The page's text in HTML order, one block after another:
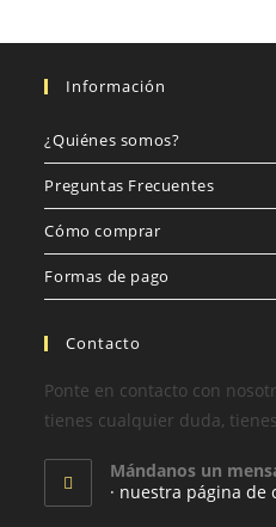
Información
¿Quiénes somos?
Preguntas Frecuentes
Cómo comprar
Formas de pago
Contacto
Ponte en contacto con
tienes cualquier duda,
Mándanos un
· nuestra página de